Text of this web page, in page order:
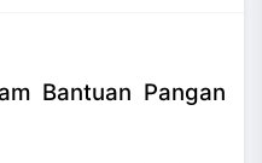
Bantuan Pangan